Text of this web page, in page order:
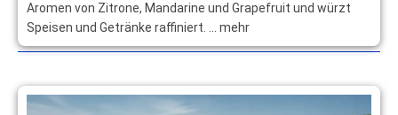
Aromen von Zitrone, Mandarine und Grapefruit und würzt
Speisen und Getränke raffiniert. … mehr